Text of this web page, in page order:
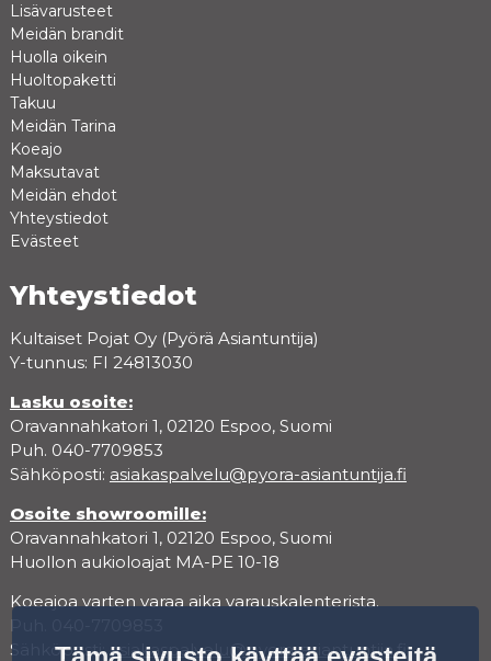
Lisävarusteet
Meidän brandit
Huolla oikein
Huoltopaketti
Takuu
Meidän Tarina
Koeajo
Maksutavat
Meidän ehdot
Yhteystiedot
Evästeet
Yhteystiedot
Kultaiset Pojat Oy (Pyörä Asiantuntija)
Y-tunnus: FI 24813030
Lasku osoite:
Oravannahkatori 1, 02120 Espoo, Suomi
Puh. 040-7709853
Sähköposti: asiakaspalvelu@pyora-asiantuntija.fi
Osoite showroomille:
Oravannahkatori 1, 02120 Espoo, Suomi
Huollon aukioloajat MA-PE 10-18
Koeajoa varten varaa aika varauskalenterista.
Sähköposti:asiakaspalvelu@pyora-asiantuntija.fi